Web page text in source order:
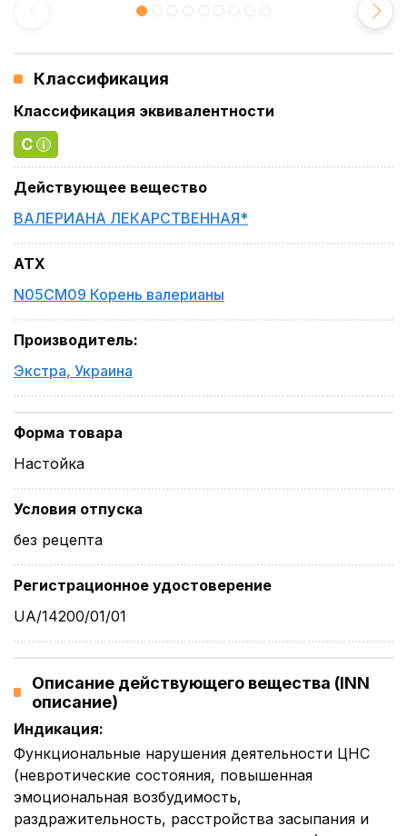
Классификация
Классификация эквивалентности
C
Действующее вещество
ВАЛЕРИАНА ЛЕКАРСТВЕННАЯ*
ATX
N05CM09 Корень валерианы
Производитель:
Экстра, Украина
Форма товара
Настойка
Условия отпуска
без рецепта
Регистрационное удостоверение
UA/14200/01/01
Описание действующего вещества (INN
описание)
Индикация:
Функциональные нарушения деятельности ЦНС
(невротические состояния, повышенная
эмоциональная возбудимость,
раздражительность, расстройства засыпания и